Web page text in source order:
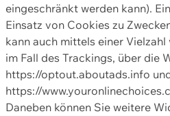
eingeschränkt werden kann).
Einsatz von Cookies zu
kann auch mittels einer
im Fall des Trackings, über die
https://optout.aboutads.info
https://
Daneben können Sie weitere